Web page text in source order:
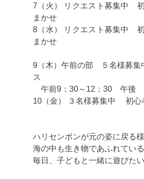
7（火） リクエスト募集中
まかせ
8（水） リクエスト募集中
まかせ
9（木）午前の部 ５名様募
ス
午前9：30～12：30 午
10（金） ３名様募集中
ハリセンボンが元の姿に戻る
海の中も生き物であふれてい
毎日、子どもと一緒に遊びた